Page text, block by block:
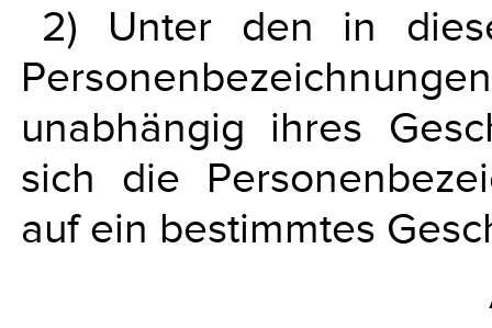
2) Unter den in
unabhängig ihres
sich die
auf ein bestimmtes